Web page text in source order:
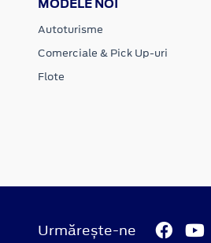
MODELE NOI
Autoturisme
Comerciale & Pick Up-uri
Flote
Urmărește-ne